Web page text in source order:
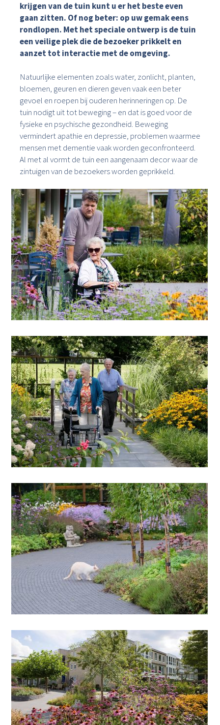
krijgen van de tuin kunt u er het beste even
gaan zitten. Of nog beter: op uw gemak eens
rondlopen. Met het speciale ontwerp is de tuin
een veilige plek die de bezoeker prikkelt en
aanzet tot interactie met de omgeving.
Natuurlijke elementen zoals water, zonlicht, planten,
bloemen, geuren en dieren geven vaak een beter
gevoel en roepen bij ouderen herinneringen op. De
tuin nodigt uit tot beweging – en dat is goed voor de
fysieke en psychische gezondheid. Beweging
vermindert apathie en depressie, problemen waarmee
mensen met dementie vaak worden geconfronteerd.
Al met al vormt de tuin een aangenaam decor waar de
zintuigen van de bezoekers worden geprikkeld.